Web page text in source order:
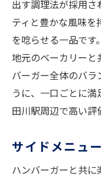
栄養満点
ハンバーガー
な一皿
オリジナ
長年愛さ
こだわり
口コミで
リピータ
出す調理法が採用さ
ティと豊かな風味を
を唸らせる一品です
地元のベーカリー
バーガー全体のバラ
うに、一口ごとに
田川駅周辺で高い評
サイドメニュ
ハンバーガーと共